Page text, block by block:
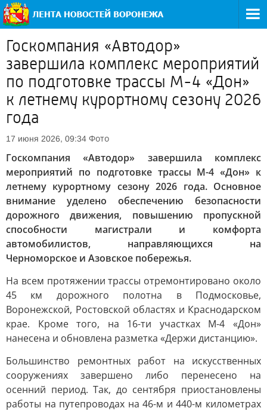
Госкомпания «Автодор»
завершила комплекс мероприятий
по подготовке трассы М-4 «Дон»
к летнему курортному сезону 2026
года
17 июня 2026, 09:34 Фото
Госкомпания «Автодор» завершила комплекс
мероприятий по подготовке трассы М-4 «Дон» к
летнему курортному сезону 2026 года. Основное
внимание уделено обеспечению безопасности
дорожного движения, повышению пропускной
способности магистрали и комфорта
автомобилистов, направляющихся на
Черноморское и Азовское побережья.
На всем протяжении трассы отремонтировано около
45 км дорожного полотна в Подмосковье,
Воронежской, Ростовской областях и Краснодарском
крае. Кроме того, на 16-ти участках М-4 «Дон»
нанесена и обновлена разметка «Держи дистанцию».
Большинство ремонтных работ на искусственных
сооружениях завершено либо перенесено на
осенний период. Так, до сентября приостановлены
работы на путепроводах на 46-м и 440-м километрах